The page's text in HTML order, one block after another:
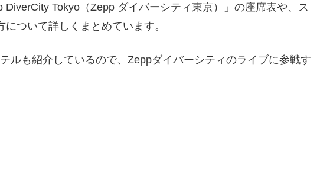
Tokyo（Zepp ダイバーシティ東京）」の座席表や、ス
ついて詳しくまとめています。
ルも紹介しているので、Zeppダイバーシティのライブに参戦す